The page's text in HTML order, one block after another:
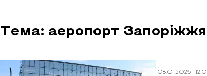
Тема: аеропорт Запоріжжя
08.01.2025 |